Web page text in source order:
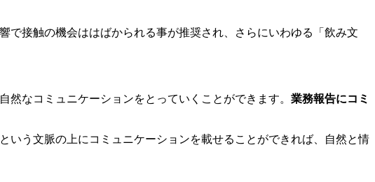
接触の機会ははばかられる事が推奨され、さらにいわゆる「飲み文
なコミュニケーションをとっていくことができます。 業務報告にコミ
う文脈の上にコミュニケーションを載せることができれば、自然と情